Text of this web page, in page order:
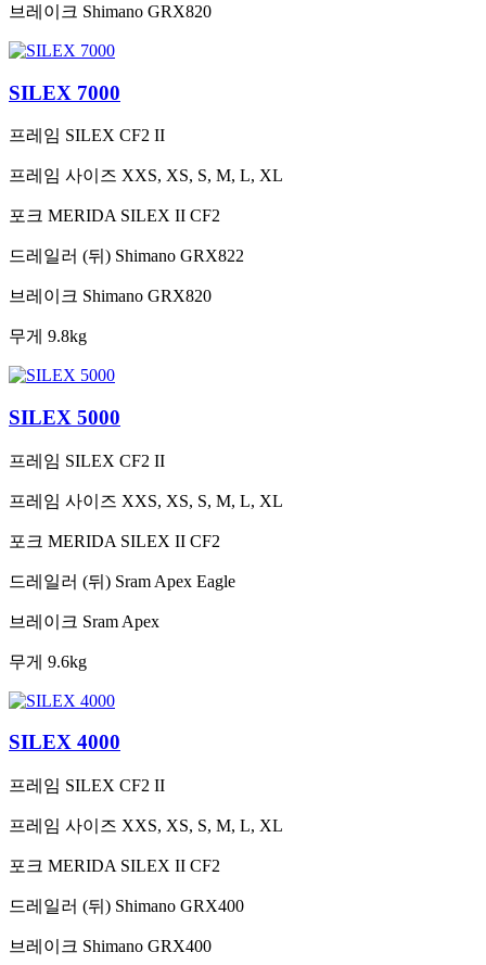
브레이크 Shimano GRX820
SILEX 7000
프레임 SILEX CF2 II
프레임 사이즈 XXS, XS, S, M, L, XL
포크 MERIDA SILEX II CF2
드레일러 (뒤) Shimano GRX822
브레이크 Shimano GRX820
무게 9.8kg
SILEX 5000
프레임 SILEX CF2 II
프레임 사이즈 XXS, XS, S, M, L, XL
포크 MERIDA SILEX II CF2
드레일러 (뒤) Sram Apex Eagle
브레이크 Sram Apex
무게 9.6kg
SILEX 4000
프레임 SILEX CF2 II
프레임 사이즈 XXS, XS, S, M, L, XL
포크 MERIDA SILEX II CF2
드레일러 (뒤) Shimano GRX400
브레이크 Shimano GRX400